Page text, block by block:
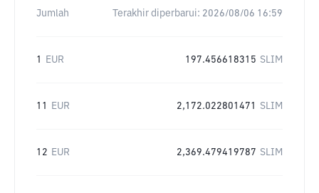
Jumlah Terakhir diperbarui: 2026/08/06 16:59
1 EUR 197.456618315 SLIM
11 EUR 2,172.022801471 SLIM
12 EUR 2,369.479419787 SLIM